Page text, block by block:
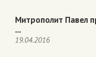
Митрополит Павел
...
19.04.2016